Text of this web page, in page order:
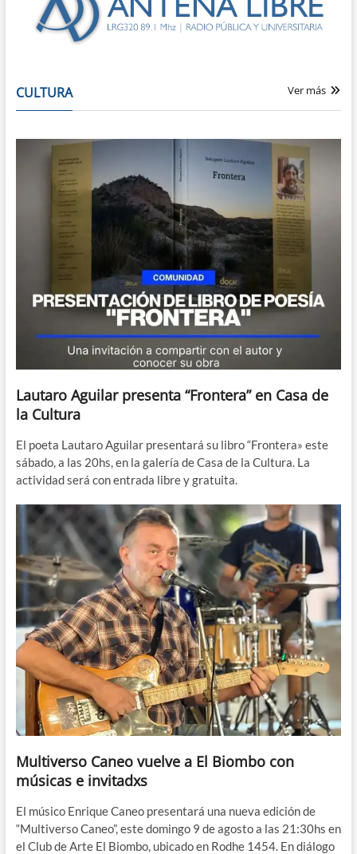
CULTURA Ver más
Lautaro Aguilar presenta “Frontera” en Casa de
la Cultura
El poeta Lautaro Aguilar presentará su libro “Frontera» este
sábado, a las 20hs, en la galería de Casa de la Cultura. La
actividad será con entrada libre y gratuita.
Multiverso Caneo vuelve a El Biombo con
músicas e invitadxs
El músico Enrique Caneo presentará una nueva edición de
“Multiverso Caneo”, este domingo 9 de agosto a las 21:30hs en
el Club de Arte El Biombo, ubicado en Rodhe 1454. En diálogo